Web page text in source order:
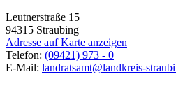
Leutnerstraße 15
94315 Straubing
Adresse auf Karte anzeigen
Telefon: (09421) 973 - 0
E-Mail: landratsamt@landkreis-